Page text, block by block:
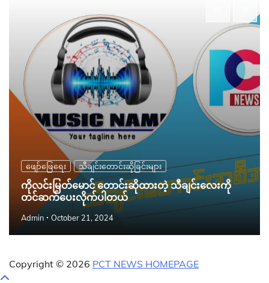
ဖျော်ဖြေရေး သီချင်းတောင်းဆိုခြင်းများ
ကိုလင်းမြတ်မောင် တောင်းဆိုထားတဲ့ သီချင်းလေးကို
တင်ဆက်ပေးလိုက်ပါတယ်
Admin October 21, 2024
Copyright © 2026 PCT NEWS HOMEPAGE